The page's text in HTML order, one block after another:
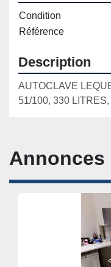
Condition
Référence
Description
AUTOCLAVE
51/100, 330 LITRES,